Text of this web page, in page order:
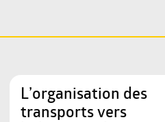
L’organisation des
transports vers